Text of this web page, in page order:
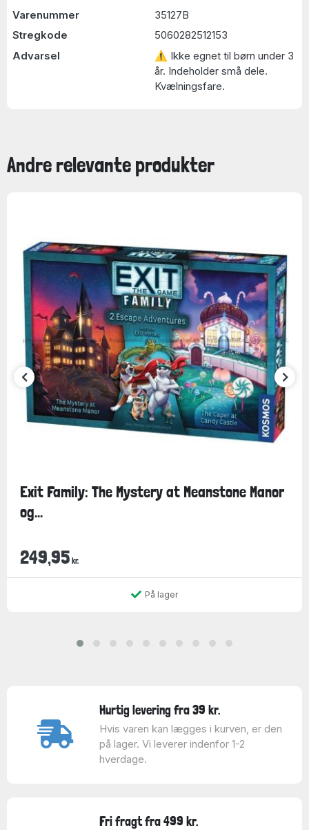
Varenummer
35127B
Stregkode
5060282512153
Advarsel
⚠ Ikke egnet til børn under 3
år. Indeholder små dele.
Kvælningsfare.
Andre relevante produkter
Exit Family: The Mystery at Meanstone Manor
og...
249,95 kr.
På lager
Hurtig levering fra 39 kr.
Hvis varen kan lægges i kurven, er den
på lager. Vi leverer indenfor 1-2
hverdage.
Fri fragt fra 499 kr.